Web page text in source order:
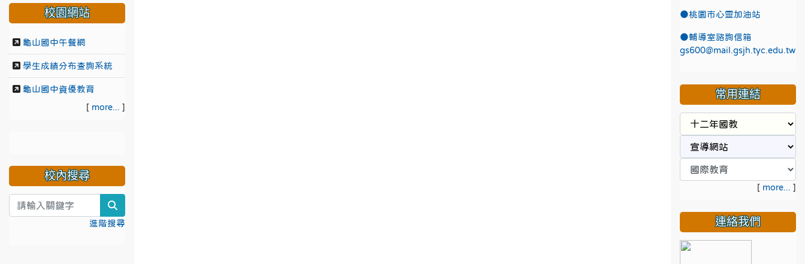
校園網站
龜山國中午餐網
學生成績分布查詢系統
龜山國中資優教育
[ more... ]
校內搜尋
進階搜尋
●桃園市心靈加油站
●輔導室諮詢信箱
gs600@mail.gsjh.tyc.edu.tw
常用連結
[ more... ]
連絡我們